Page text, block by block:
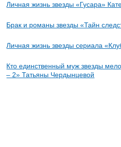
Личная жизнь звезды «Гусара»
Брак и романы звезды «Тайн
Личная жизнь звезды сериала
Кто единственный муж звезды
– 2» Татьяны Чердынцевой